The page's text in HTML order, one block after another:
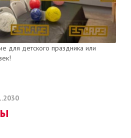
для детского праздника или